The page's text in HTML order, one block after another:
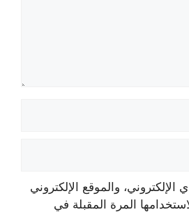
والموقع الإلكتروني
المرة المقبلة في